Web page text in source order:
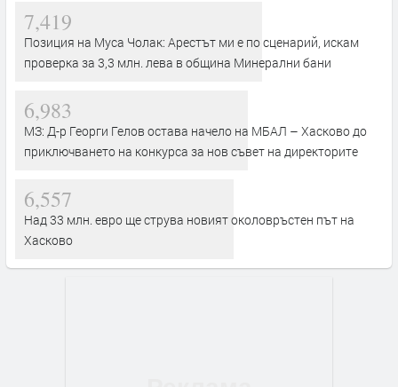
7,419
Позиция на Муса Чолак: Арестът ми е по сценарий, искам
проверка за 3,3 млн. лева в община Минерални бани
6,983
МЗ: Д-р Георги Гелов остава начело на МБАЛ – Хасково до
приключването на конкурса за нов съвет на директорите
6,557
Над 33 млн. евро ще струва новият околовръстен път на
Хасково